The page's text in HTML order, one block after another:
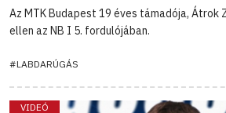
Az MTK Budapest 19 éves támadója, Átrok
ellen az NB I 5. fordulójában.
#LABDARÚGÁS
VIDEÓ